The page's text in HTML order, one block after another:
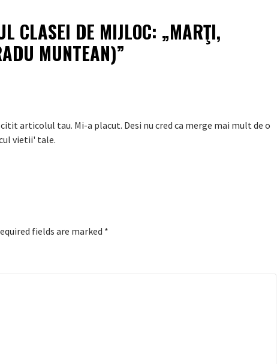
CLASEI DE MIJLOC: „MARŢI,
MUNTEAN)”
articolul tau. Mi-a placut. Desi nu cred ca merge mai mult de o
vietii' tale.
fields are marked *